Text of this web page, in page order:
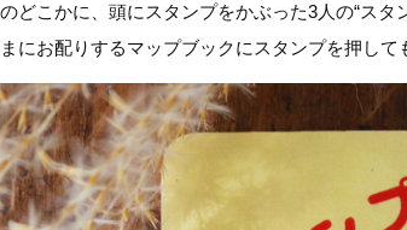
どこかに、頭にスタンプをかぶった3人の“ス
にお配りするマップブックにスタンプを押して